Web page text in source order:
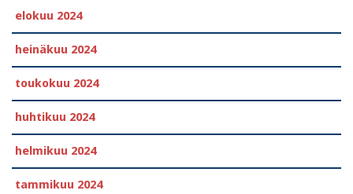
elokuu 2024
heinäkuu 2024
toukokuu 2024
huhtikuu 2024
helmikuu 2024
tammikuu 2024